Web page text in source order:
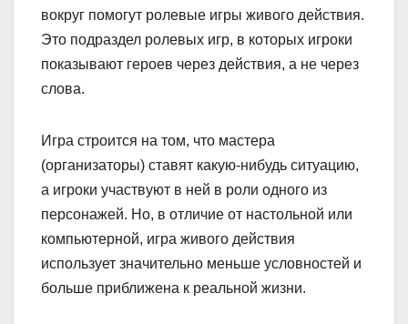
вокруг помогут ролевые игры живого действия.
Это подраздел ролевых игр, в которых игроки
показывают героев через действия, а не через
слова.
Игра строится на том, что мастера
(организаторы) ставят какую-нибудь ситуацию,
а игроки участвуют в ней в роли одного из
персонажей. Но, в отличие от настольной или
компьютерной, игра живого действия
использует значительно меньше условностей и
больше приближена к реальной жизни.